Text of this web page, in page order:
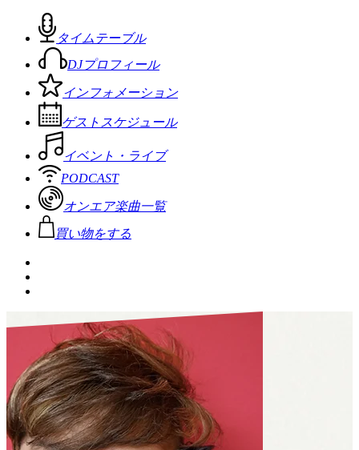
タイムテーブル
DJプロフィール
インフォメーション
ゲストスケジュール
イベント・ライブ
PODCAST
オンエア楽曲一覧
買い物をする